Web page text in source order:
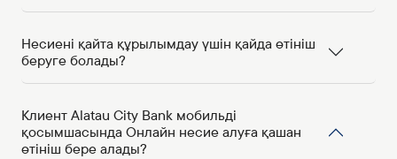
Несиені қайта құрылымдау үшін қайда өтініш
беруге болады?
Клиент Alatau City Bank мобильді
қосымшасында Онлайн несие алуға қашан
өтініш бере алады?